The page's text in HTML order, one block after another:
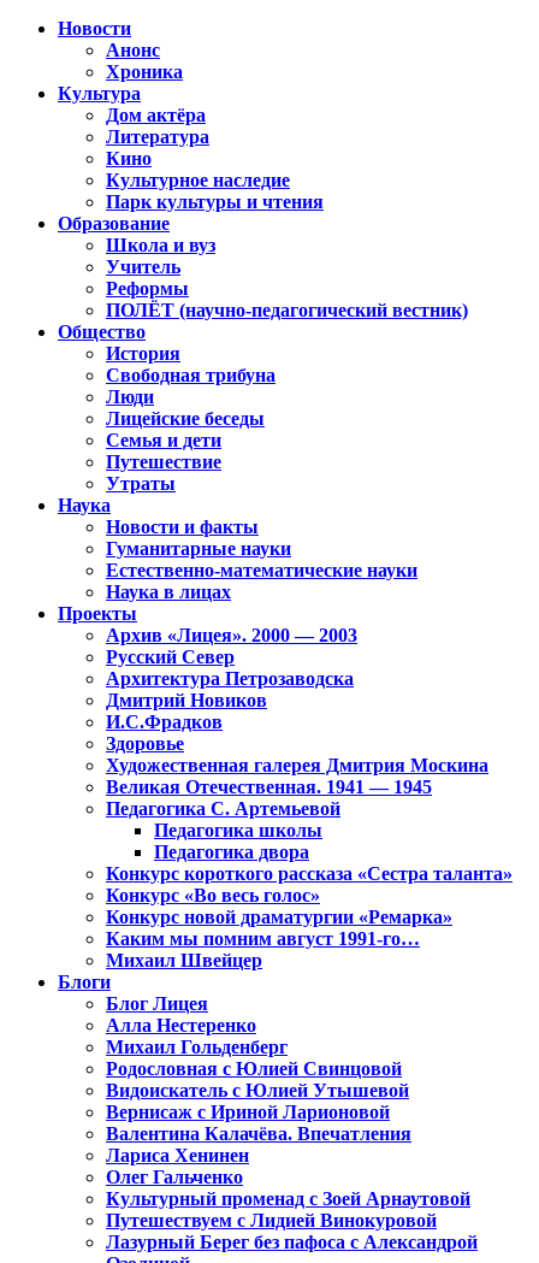
Новости
Анонс
Хроника
Культура
Дом актёра
Литература
Кино
Культурное наследие
Парк культуры и чтения
Образование
Школа и вуз
Учитель
Реформы
ПОЛЁТ (научно-педагогический вестник)
Общество
История
Свободная трибуна
Люди
Лицейские беседы
Семья и дети
Путешествие
Утраты
Наука
Новости и факты
Гуманитарные науки
Естественно-математические науки
Наука в лицах
Проекты
Архив «Лицея». 2000 — 2003
Русский Север
Архитектура Петрозаводска
Дмитрий Новиков
И.С.Фрадков
Здоровье
Художественная галерея Дмитрия Москина
Великая Отечественная. 1941 — 1945
Педагогика С. Артемьевой
Педагогика школы
Педагогика двора
Конкурс короткого рассказа «Сестра таланта»
Конкурс «Во весь голос»
Конкурс новой драматургии «Ремарка»
Каким мы помним август 1991-го…
Михаил Швейцер
Блоги
Блог Лицея
Алла Нестеренко
Михаил Гольденберг
Родословная с Юлией Свинцовой
Видоискатель с Юлией Утышевой
Вернисаж с Ириной Ларионовой
Валентина Калачёва. Впечатления
Лариса Хенинен
Олег Гальченко
Культурный променад с Зоей Арнаутовой
Путешествуем с Лидией Винокуровой
Лазурный Берег без пафоса с Александрой